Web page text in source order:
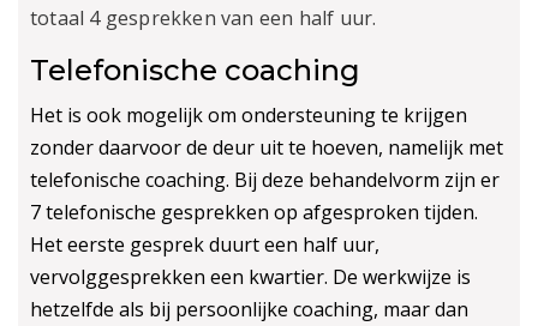
totaal 4 gesprekken van een half uur.
Telefonische coaching
Het is ook mogelijk om ondersteuning te krijgen
zonder daarvoor de deur uit te hoeven, namelijk met
telefonische coaching. Bij deze behandelvorm zijn er
7 telefonische gesprekken op afgesproken tijden.
Het eerste gesprek duurt een half uur,
vervolggesprekken een kwartier. De werkwijze is
hetzelfde als bij persoonlijke coaching, maar dan